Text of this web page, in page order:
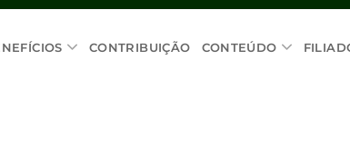
CONTRIBUIÇÃO CONTEÚDO